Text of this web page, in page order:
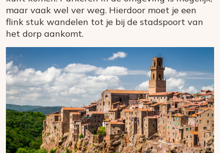
maar vaak wel ver weg. Hierdoor moet je een
flink stuk wandelen tot je bij de stadspoort van
het dorp aankomt.